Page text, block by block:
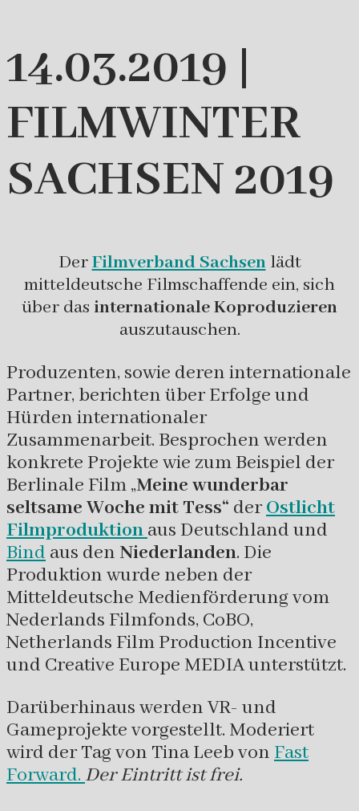
14.03.2019 |
FILMWINTER
SACHSEN 2019
DerFilmverband Sachsenlädt
mitteldeutsche Filmschaffende ein, sich
über das internationale Koproduzieren
auszutauschen.
Produzenten, sowie deren internationale
Partner, berichten über Erfolge und
Hürden internationaler
Zusammenarbeit. Besprochen werden
konkrete Projekte wie zum Beispiel der
Berlinale Film „Meine wunderbar
seltsame Woche mit Tess“ derOstlicht
Filmproduktionaus Deutschland und
Bind aus den Niederlanden. Die
Produktion wurde neben der
Mitteldeutsche Medienförderung vom
Nederlands Filmfonds, CoBO,
Netherlands Film Production Incentive
und Creative Europe MEDIA unterstützt.
Darüberhinaus werden VR- und
Gameprojekte vorgestellt. Moderiert
wird der Tag von Tina Leeb vonFast
Forward.Der Eintritt ist frei.